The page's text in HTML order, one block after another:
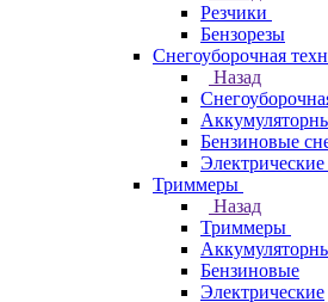
Резчики
Бензорезы
Снегоуборочная
Назад
Бензиновые
Триммеры
Назад
Триммеры
Бензиновые
Электрические